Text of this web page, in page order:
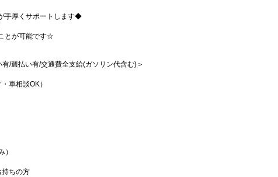
手厚くサポートします◆
とが可能です☆
/週払い有/交通費全支給(ガソリン代含む)＞
車相談OK）
）
ちの方